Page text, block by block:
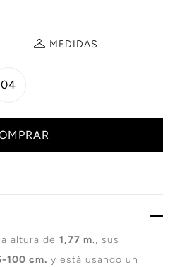
MEDIDAS
04
altura de 1,77 m., sus
100 cm. y está usando un